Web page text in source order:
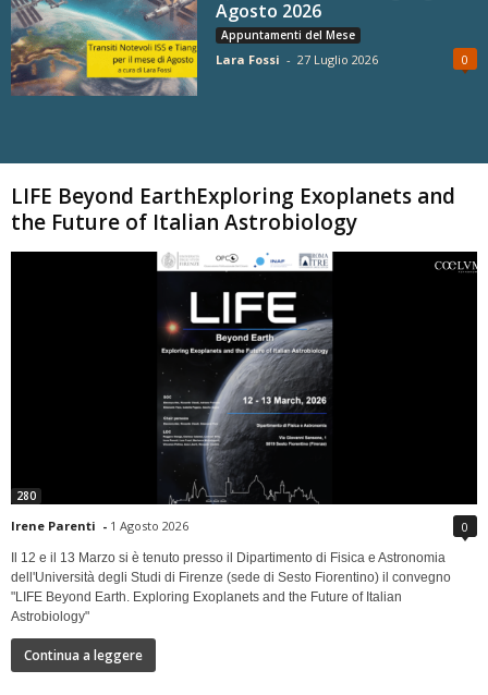
Agosto 2026
Appuntamenti del Mese
Lara Fossi - 27 Luglio 2026 0
LIFE Beyond EarthExploring Exoplanets and
the Future of Italian Astrobiology
280
Irene Parenti - 1 Agosto 2026 0
Il 12 e il 13 Marzo si è tenuto presso il Dipartimento di Fisica e Astronomia
dell'Università degli Studi di Firenze (sede di Sesto Fiorentino) il convegno
"LIFE Beyond Earth. Exploring Exoplanets and the Future of Italian
Astrobiology"
Continua a leggere